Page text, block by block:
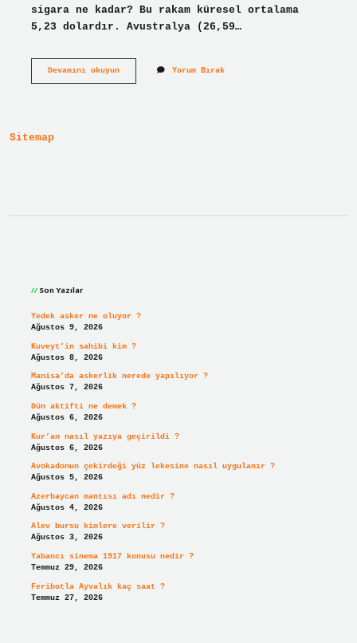
sigara ne kadar? Bu rakam küresel ortalama
5,23 dolardır. Avustralya (26,59…
Devamını okuyunİNgilterede
Yorum Bırak
Sitemap
Son Yazılar
Yedek asker ne oluyor ?
Ağustos 9, 2026
Kuveyt’in sahibi kim ?
Ağustos 8, 2026
Manisa’da askerlik nerede yapılıyor ?
Ağustos 7, 2026
Dün aktifti ne demek ?
Ağustos 6, 2026
Kur’an nasıl yazıya geçirildi ?
Ağustos 6, 2026
Avokadonun çekirdeği yüz lekesine nasıl uygulanır ?
Ağustos 5, 2026
Azerbaycan mantısı adı nedir ?
Ağustos 4, 2026
Alev bursu kimlere verilir ?
Ağustos 3, 2026
Yabancı sinema 1917 konusu nedir ?
Temmuz 29, 2026
Feribotla Ayvalık kaç saat ?
Temmuz 27, 2026